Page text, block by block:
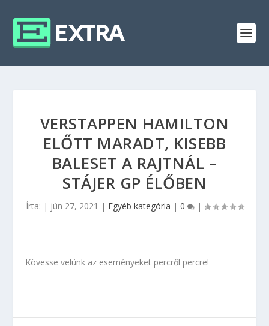
VERSTAPPEN HAMILTON
ELŐTT MARADT, KISEBB
BALESET A RAJTNÁL –
STÁJER GP ÉLŐBEN
Írta: | jún 27, 2021 | Egyéb kategória | 0 |
Kövesse velünk az eseményeket percről percre!